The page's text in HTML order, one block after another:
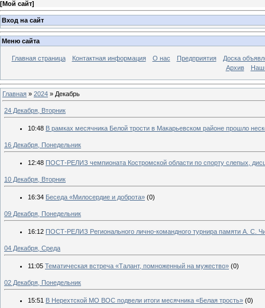
[Мой сайт]
Вход на сайт
Меню сайта
Главная страница Контактная информация О нас Предприятия
Доска
Архив
Главная » 2024 » Декабрь
24 Декабря, Вторник
10:48 В рамках месячника Белой трости в Макарьевском районе прошло
16 Декабря, Понедельник
12:48 ПОСТ-РЕЛИЗ чемпионата Костромской области по спорту слепых,
10 Декабря, Вторник
16:34 Беседа «Милосердие и доброта» (0)
09 Декабря, Понедельник
16:12 ПОСТ-РЕЛИЗ Регионального лично-командного турнира памяти А. С.
04 Декабря, Среда
11:05 Тематическая встреча «Талант, помноженный на мужество» (0)
02 Декабря, Понедельник
15:51 В Нерехтской МО ВОС подвели итоги месячника «Белая трость» (0)